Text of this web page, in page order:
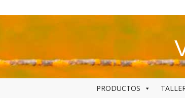
PRODUCTOS